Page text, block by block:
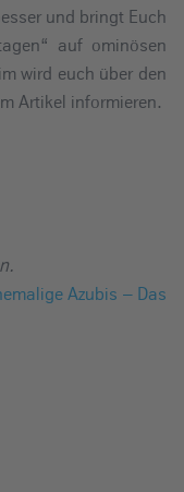
und bringt Euch
auf ominösen
wird euch über den
Artikel informieren.
Azubis – Das